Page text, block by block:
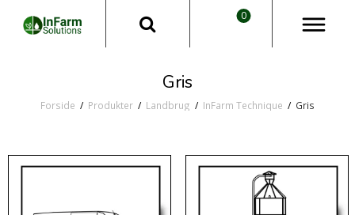
Gris
Forside / Produkter / Landbrug / InFarm Technique / Gris
0